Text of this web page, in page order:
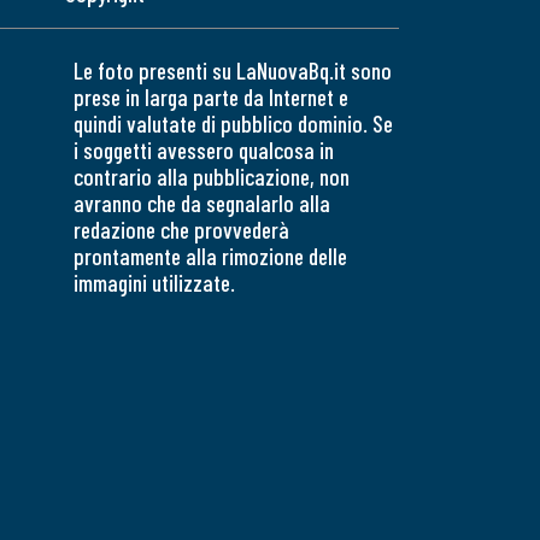
Le foto presenti su LaNuovaBq.it sono
prese in larga parte da Internet e
quindi valutate di pubblico dominio. Se
i soggetti avessero qualcosa in
contrario alla pubblicazione, non
avranno che da segnalarlo alla
redazione che provvederà
prontamente alla rimozione delle
immagini utilizzate.